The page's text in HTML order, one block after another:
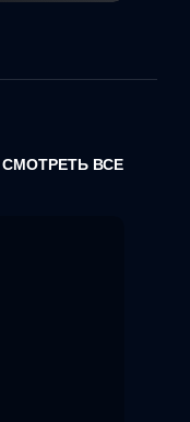
СМОТРЕТЬ ВСЕ